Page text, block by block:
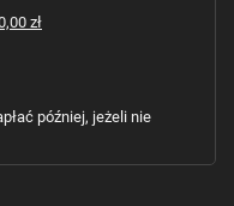
zł
później, jeżeli nie